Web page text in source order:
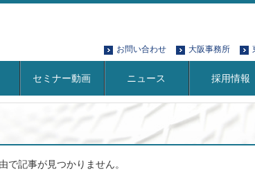
お問い合わせ 大阪事務所
セミナー動画 ニュース 採用情報
記事が見つかりません。